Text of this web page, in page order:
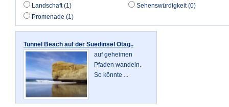
Landschaft (1)
Sehenswürdigkeit (0)
Promenade (1)
Tunnel Beach auf der Suedinsel Otag..
auf geheimen
Pfaden wandeln.
So könnte ...